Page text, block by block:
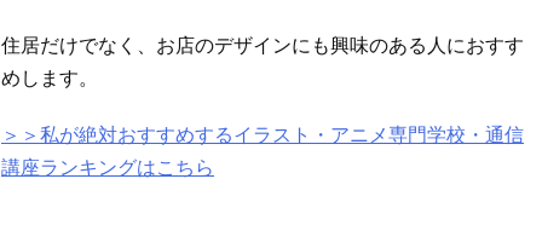
住居だけでなく、お店のデザインにも興味のある人におすす
めします。
＞＞私が絶対おすすめするイラスト・アニメ専門学校・通信
講座ランキングはこちら